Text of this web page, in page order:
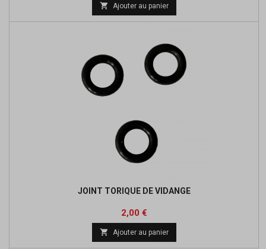
base
 Ajouter au panier
JOINT TORIQUE DE VIDANGE
Prix
2,00 €Prix
base
 Ajouter au panier